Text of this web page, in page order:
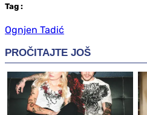
Tag :
Ognjen Tadić